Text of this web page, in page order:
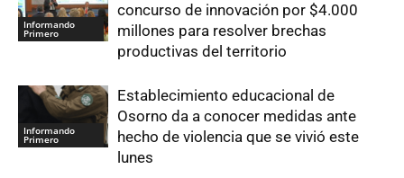
Informando
Primero
concurso de innovación por $4.000
millones para resolver brechas
productivas del territorio
Informando
Primero
Establecimiento educacional de
Osorno da a conocer medidas ante
hecho de violencia que se vivió este
lunes